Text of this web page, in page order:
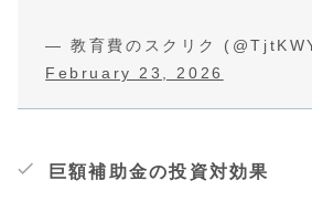
— 教育費のスクリク
February 23, 2026
巨額補助金の投資対効果